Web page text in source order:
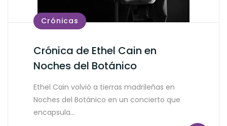
Crónicas
Crónica de Ethel Cain en
Noches del Botánico
Ethel Cain volvió a tierras madrileñas en
Noches del Botánico en un concierto que
encapsula…